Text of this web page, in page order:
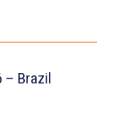
– Brazil